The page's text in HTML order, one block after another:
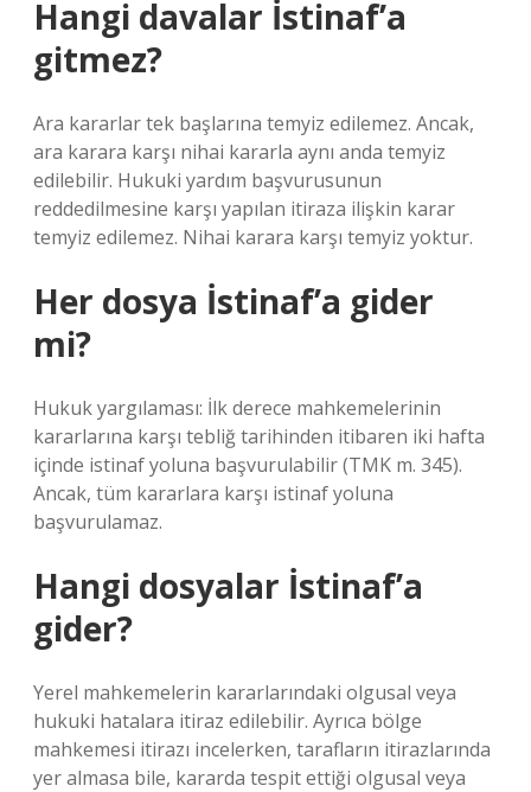
Hangi davalar İstinaf’a
gitmez?
Ara kararlar tek başlarına temyiz edilemez. Ancak,
ara karara karşı nihai kararla aynı anda temyiz
edilebilir. Hukuki yardım başvurusunun
reddedilmesine karşı yapılan itiraza ilişkin karar
temyiz edilemez. Nihai karara karşı temyiz yoktur.
Her dosya İstinaf’a gider
mi?
Hukuk yargılaması: İlk derece mahkemelerinin
kararlarına karşı tebliğ tarihinden itibaren iki hafta
içinde istinaf yoluna başvurulabilir (TMK m. 345).
Ancak, tüm kararlara karşı istinaf yoluna
başvurulamaz.
Hangi dosyalar İstinaf’a
gider?
Yerel mahkemelerin kararlarındaki olgusal veya
hukuki hatalara itiraz edilebilir. Ayrıca bölge
mahkemesi itirazı incelerken, tarafların itirazlarında
yer almasa bile, kararda tespit ettiği olgusal veya